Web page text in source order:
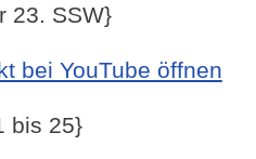
23. SSW}
bei YouTube öffnen
bis 25}